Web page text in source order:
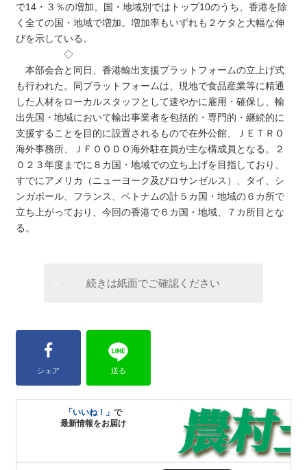
で14・３％の増加。国・地域別ではトップ10のうち、香港を除
く全ての国・地域で増加。増加率もいずれも２ケタと大幅な伸
びを示している。
◇
本部会合と同日、香港輸出支援プラットフォームの立上げ式
も行われた。同プラットフォームは、現地で食品産業等に精通
した人材をローカルスタッフとして速やかに雇用・確保し、輸
出先国・地域において輸出事業者を包括的・専門的・継続的に
支援することを目的に設置されるもので在外公館、ＪＥＴＲＯ
海外事務所、ＪＦＯＯＤＯ海外駐在員が主な構成員となる。２
０２３年度までに８カ国・地域での立ち上げを目指しており、
すでにアメリカ（ニューヨーク及びロサンゼルス）、タイ、シ
ンガポール、フランス、ベトナムの計５カ国・地域の６カ所で
立ち上がっており、今回の香港で６カ国・地域、７カ所目とな
る。
続きは紙面でご確認ください
シェア 送る
「いいね！」で
最新情報をお届け